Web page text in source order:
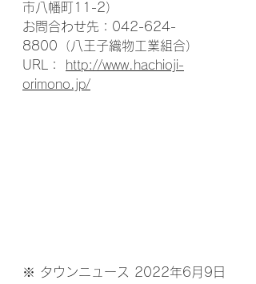
市八幡町11-2）
お問合わせ先：042-624-
8800（八王子織物工業組合）
URL：
http://www.hachioji-
orimono.jp/
※ タウンニュース 2022年6月9日